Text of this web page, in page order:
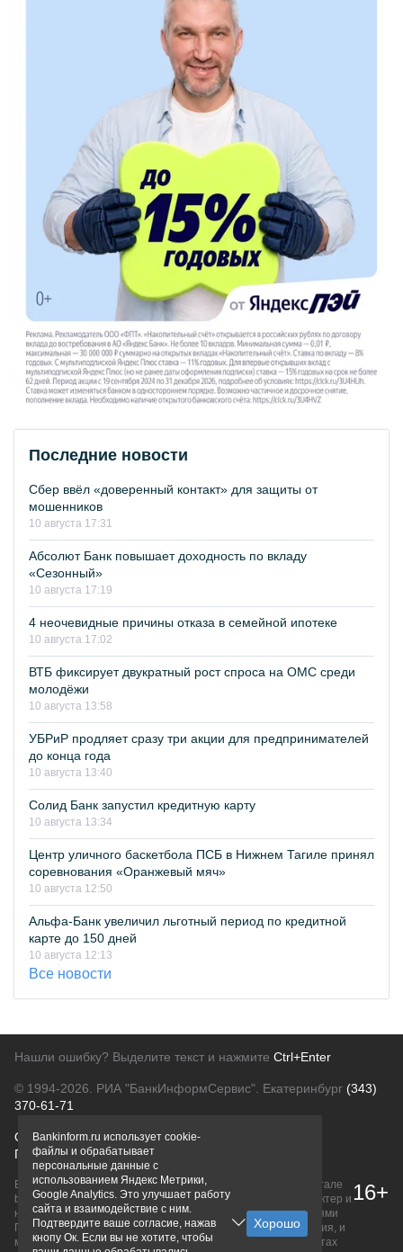
Последние новости
Сбер ввёл «доверенный контакт» для защиты от
мошенников
10 августа 17:31
Абсолют Банк повышает доходность по вкладу
«Сезонный»
10 августа 17:19
4 неочевидные причины отказа в семейной ипотеке
10 августа 17:02
ВТБ фиксирует двукратный рост спроса на ОМС среди
молодёжи
10 августа 13:58
УБРиР продляет сразу три акции для предпринимателей
до конца года
10 августа 13:40
Солид Банк запустил кредитную карту
10 августа 13:34
Центр уличного баскетбола ПСБ в Нижнем Тагиле принял
соревнования «Оранжевый мяч»
10 августа 12:50
Альфа-Банк увеличил льготный период по кредитной
карте до 150 дней
10 августа 12:13
Все новости
Нашли ошибку? Выделите текст и нажмите Ctrl+Enter
© 1994-2026. РИА "БанкИнформСервис". Екатеринбург (343)
370-61-71
О проектеПолитика конфиденциальности
Правовая информацияДля рекламодателей
Вся информация о продуктах банков, размещенная на портале
bankinform.ru, носит исключительно ознакомительный характер и
не является публичной офертой, определяемой положениями
ГК РФ. Информация не содержит точного и полного описания, и
может быть изменена. Конечные условия уточняйте на сайтах
16+
Bankinform.ru использует cookie-
файлы и обрабатывает
персональные данные с
использованием Яндекс Метрики,
Google Analytics. Это улучшает работу
сайта и взаимодействие с ним.
Подтвердите ваше согласие, нажав
кнопу Ок. Если вы не хотите, чтобы